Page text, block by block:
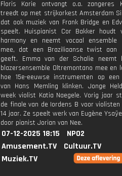
Floris Korie ontvangt o.a. zangeres
treedt op met strijkorkest Amsterdam
dat ook muziek van Frank Bridge en
speelt. Huispianist Cor Bakker houdt
harmony en neemt vocaal ensemble
mee, dat een Braziliaanse twist aan
geeft. Emma van der Schalie neemt
blazersensemble Oltremontano mee en
hoe 15e-eeuwse instrumenten op
van Hans Memling klinken. Jonge
week violist Katia Naegele. Vorig jaar
de finale van de Iordens B voor violisten
14 jaar. Ze speelt werk van Eugène
door pianist Jorian van Nee.
07-12-2025 18:15
NPO2
Amusement.TV
Cultuur.TV
Muziek.TV